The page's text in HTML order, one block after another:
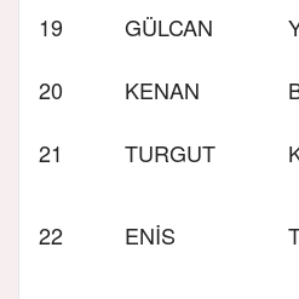
19 GÜLCAN
20
KENAN
21
TURGUT
22 ENİS